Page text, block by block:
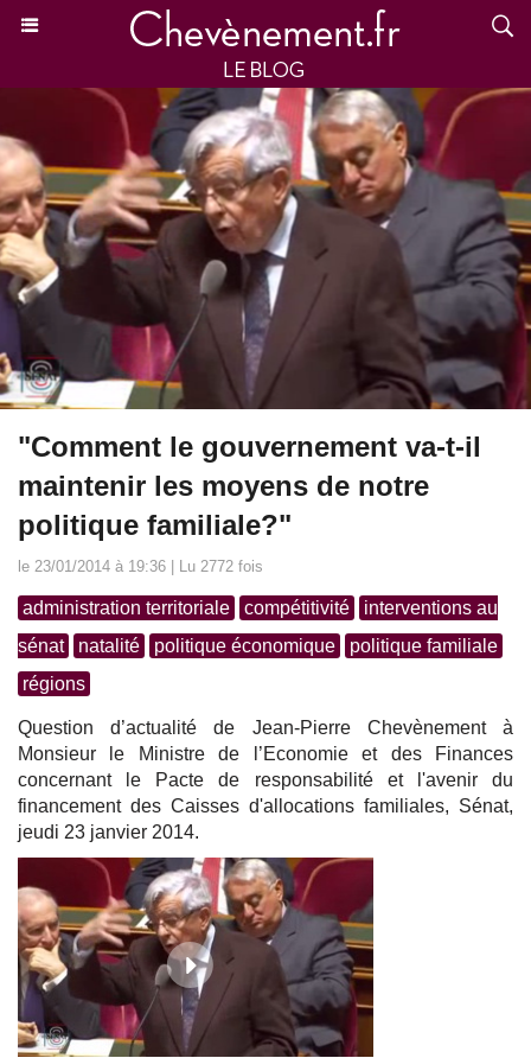
"Comment le gouvernement va-t-il
maintenir les moyens de notre
politique familiale?"
le 23/01/2014 à 19:36 | Lu 2772 fois
administration territoriale compétitivité
interventions au
sénat
natalité politique économique
politique familiale
régions
Question d’actualité de Jean-Pierre Chevènement à
Monsieur le Ministre de l’Economie et des Finances
concernant le Pacte de responsabilité et l'avenir du
financement des Caisses d'allocations familiales, Sénat,
jeudi 23 janvier 2014.